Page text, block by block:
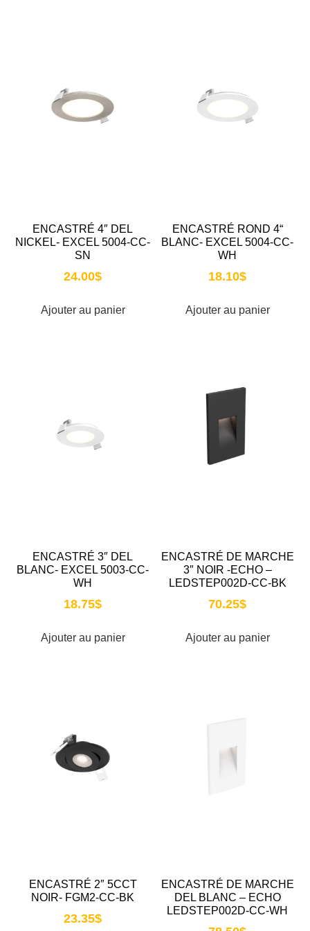
ENCASTRÉ 4″ DEL
NICKEL- EXCEL 5004-CC-
SN
24.00$
Ajouter au panier
ENCASTRÉ ROND 4“
BLANC- EXCEL 5004-CC-
WH
18.10$
Ajouter au panier
ENCASTRÉ 3″ DEL
BLANC- EXCEL 5003-CC-
WH
18.75$
Ajouter au panier
ENCASTRÉ DE MARCHE
3″ NOIR -ECHO –
LEDSTEP002D-CC-BK
70.25$
Ajouter au panier
ENCASTRÉ 2″ 5CCT
NOIR- FGM2-CC-BK
23.35$
ENCASTRÉ DE MARCHE
DEL BLANC – ECHO
LEDSTEP002D-CC-WH